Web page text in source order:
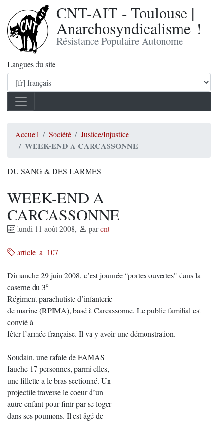
CNT-AIT - Toulouse |
Anarchosyndicalisme !
Résistance Populaire Autonome
Langues du site
Accueil Société Justice/Injustice
WEEK-END A CARCASSONNE
DU SANG & DES LARMES
WEEK-END A
CARCASSONNE
lundi 11 août 2008, parcnt
article_a_107
Dimanche 29 juin 2008, c’est journée “portes ouvertes" dans la
caserne du 3e
Régiment parachutiste d’infanterie
de marine (RPIMA), basé à Carcassonne. Le public familial est
convié à
fêter l’armée française. Il va y avoir une démonstration.
Soudain, une rafale de FAMAS
fauche 17 personnes, parmi elles,
une fillette a le bras sectionné. Un
projectile traverse le coeur d’un
autre enfant pour finir par se loger
dans ses poumons. Il est âgé de